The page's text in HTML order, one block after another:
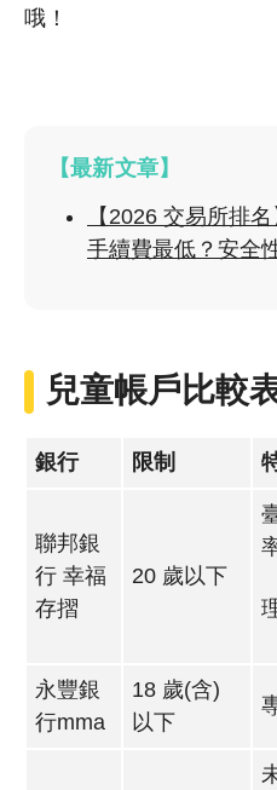
哦！
【最新文章】
【2026 交易所排
手續費最低？安全
兒童帳戶比較
銀行 限制
聯邦銀
行 幸福
存摺
20 歲以下
永豐銀
行mma
18 歲(含)
以下